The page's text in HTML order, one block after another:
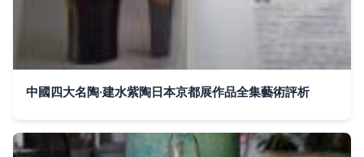
中國四大名陶·建水紫陶日本京都展作品全集藝術評析